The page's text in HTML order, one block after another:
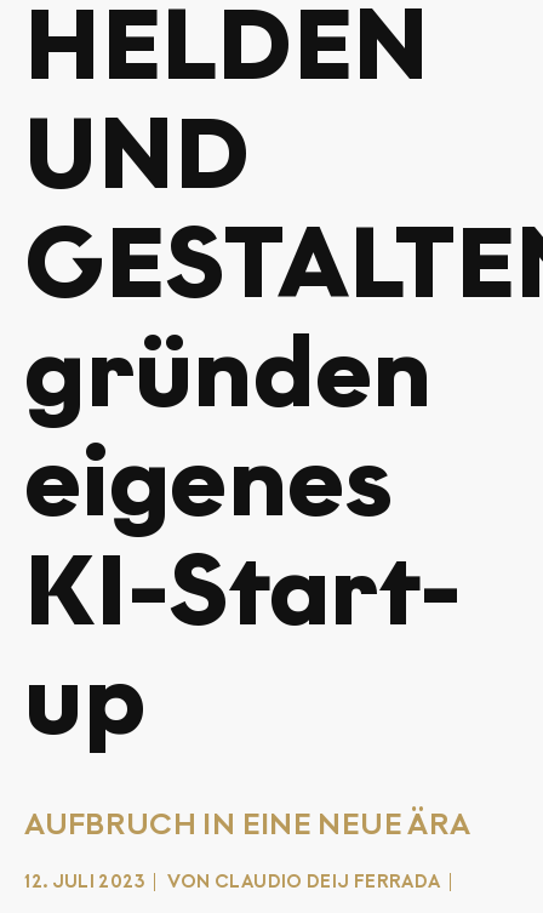
HELDEN
UND
gründen
eigenes
KI-Start-
up
AUFBRUCH IN EINE NEUE ÄRA
12. JULI 2023 VON CLAUDIO DEIJ FERRADA